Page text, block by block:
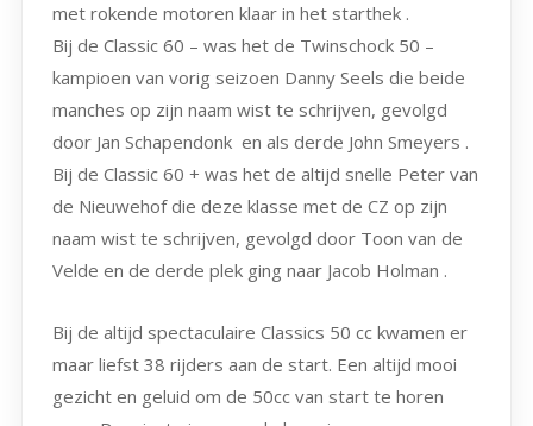
met rokende motoren klaar in het starthek .
Bij de Classic 60 – was het de Twinschock 50 –
kampioen van vorig seizoen Danny Seels die beide
manches op zijn naam wist te schrijven, gevolgd
door Jan Schapendonk en als derde John Smeyers .
Bij de Classic 60 + was het de altijd snelle Peter van
de Nieuwehof die deze klasse met de CZ op zijn
naam wist te schrijven, gevolgd door Toon van de
Velde en de derde plek ging naar Jacob Holman .
Bij de altijd spectaculaire Classics 50 cc kwamen er
maar liefst 38 rijders aan de start. Een altijd mooi
gezicht en geluid om de 50cc van start te horen